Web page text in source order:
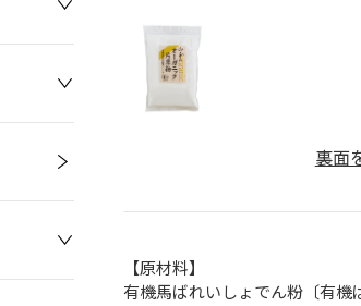
裏面
【原材料】
有機馬ばれいしょでん粉〔有機